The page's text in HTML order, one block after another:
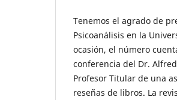
Tenemos el agrado de
Psicoanálisis en la
ocasión, el número
conferencia del Dr.
Profesor Titular de una
reseñas de libros. La